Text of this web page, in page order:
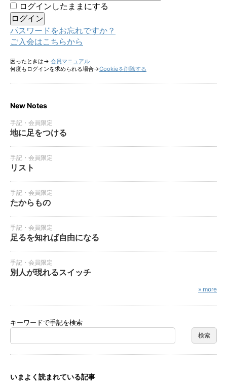
ログインしたままにする
パスワードをお忘れですか？
ご入会はこちらから
困ったときは→ 会員マニュアル
何度もログインを求められる場合→Cookieを削除する
New Notes
手記・会員限定
地に足をつける
手記・会員限定
リスト
手記・会員限定
たからもの
手記・会員限定
足るを知れば自由になる
手記・会員限定
別人が現れるスイッチ
» more
キーワードで手記を検索
いまよく読まれている記事